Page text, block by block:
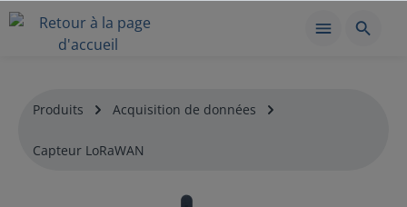
Produits Acquisition de données
Capteur LoRaWAN